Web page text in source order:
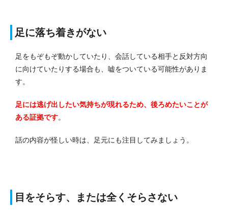
足に落ち着きがない
足をもぞもぞ動かしていたり、会話している相手と反対方向
に向けていたりする場合も、嘘をついている可能性がありま
す。
足には逃げ出したい気持ちが現れるため、後ろめたいことが
ある証拠です。
話の内容が怪しい時は、足元にも注目してみましょう。
目をそらす、または全くそらさない